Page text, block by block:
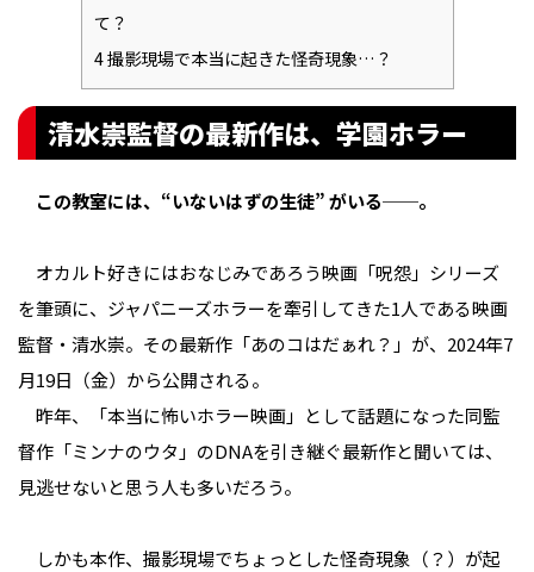
て？
4撮影現場で本当に起きた怪奇現象…？
清水崇監督の最新作は、学園ホラー
この教室には、“いないはずの生徒” がいる──。
オカルト好きにはおなじみであろう映画「呪怨」シリーズ
を筆頭に、ジャパニーズホラーを牽引してきた1人である映画
監督・清水崇。その最新作「あのコはだぁれ？」が、2024年7
月19日（金）から公開される。
昨年、「本当に怖いホラー映画」として話題になった同監
督作「ミンナのウタ」のDNAを引き継ぐ最新作と聞いては、
見逃せないと思う人も多いだろう。
しかも本作、撮影現場でちょっとした怪奇現象（？）が起